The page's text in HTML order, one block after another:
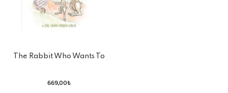
The Rabbit Who Wants To
669,00₺